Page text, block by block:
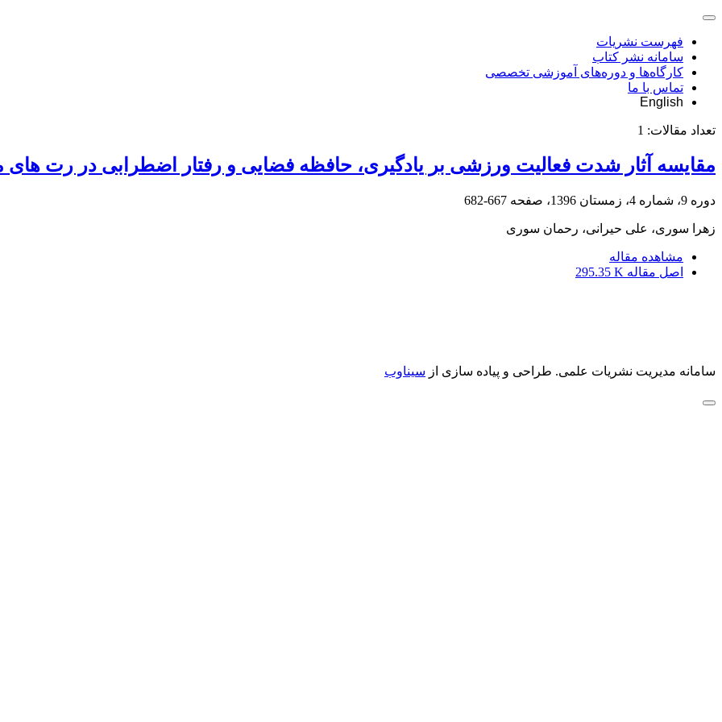
فهرست نشریات
سامانه نشر کتاب
کارگاه‌ها و دوره‌های آموزشی تخصصی
تماس با ما
English
تعداد مقالات: 1
مقایسه آثار شدت فعالیت ورزشی بر یادگیری، حافظه فضایی و رفتار اضطرابی در رت های
دوره 9، شماره 4، زمستان 1396، صفحه 667-682
زهرا سوری، علی حیرانی، رحمان سوری
مشاهده مقاله
اصل مقاله 295.35 K
سامانه مدیریت نشریات علمی. طراحی و پیاده سازی از سیناوب